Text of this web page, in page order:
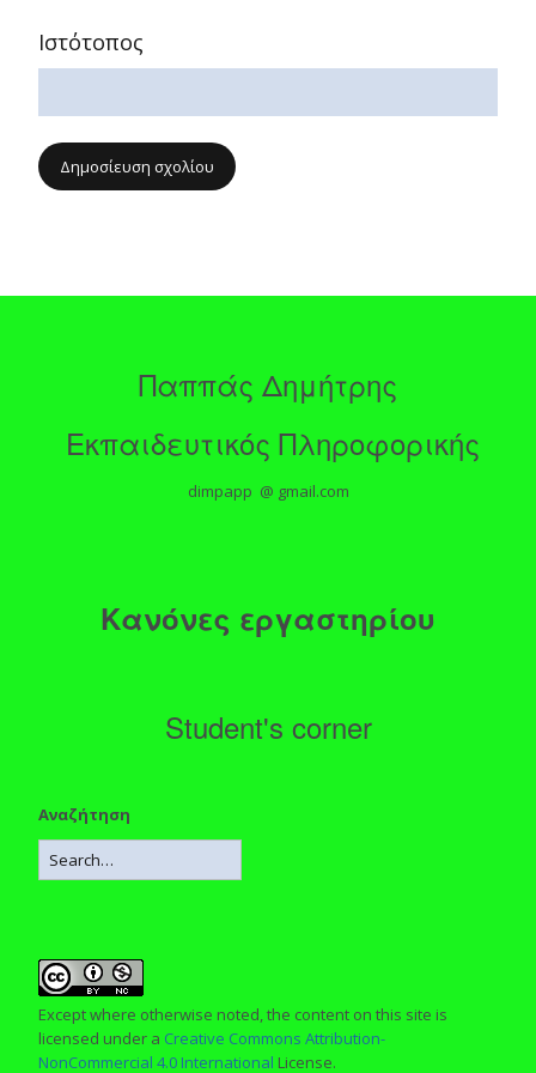
Ιστότοπος
Παππάς Δημήτρης
Εκπαιδευτικός Πληροφορικής
dimpapp @ gmail.com
Κανόνες εργαστηρίου
Student's corner
Αναζήτηση
Except where otherwise noted, the content on this site is
licensed under a Creative Commons Attribution-
NonCommercial 4.0 International License.